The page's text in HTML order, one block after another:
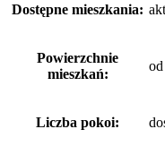
Dostępne mieszkania:
Powierzchnie
mieszkań:
Liczba pokoi: